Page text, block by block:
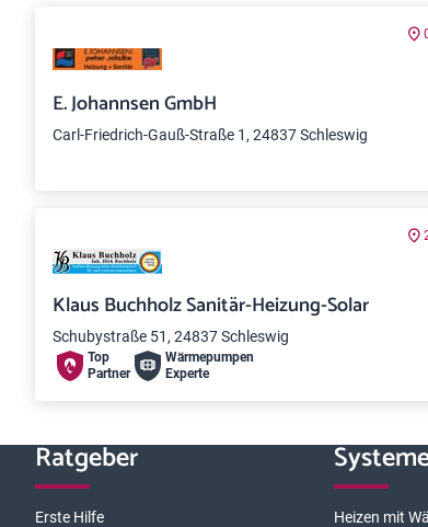
E. Johannsen GmbH
Carl-Friedrich-Gauß-Straße 1, 24837 Schleswig
Klaus Buchholz Sanitär-Heizung-Solar
Schubystraße 51, 24837 Schleswig
Top
Partner
Wärme­pumpen
Experte
Ratgeber
Erste Hilfe Heizen mit